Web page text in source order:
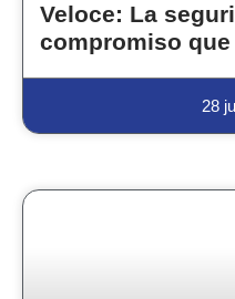
Veloce: La
compromiso
28